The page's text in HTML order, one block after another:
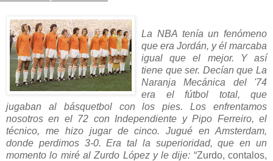
La NBA tenía un fenómeno
que era Jordán, y él marcaba
igual que el mejor. Y así
tiene que ser. Decían que La
Naranja Mecánica del '74
era el fútbol total, que
jugaban al básquetbol con los pies. Los enfrentamos
nosotros en el 72 con Independiente y Pipo Ferreiro, el
técnico, me hizo jugar de cinco. Jugué en Amsterdam,
donde perdimos 3-0. Era tal la superioridad, que en un
momento lo miré al Zurdo López y le dije: “Zurdo, contalos,